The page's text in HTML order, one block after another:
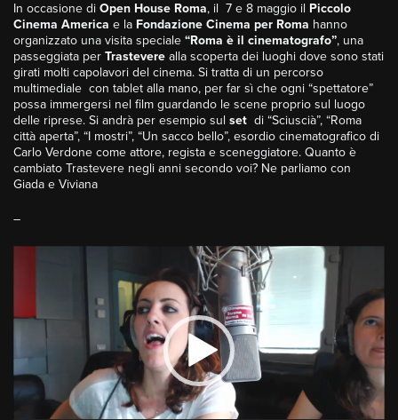
In occasione di Open House Roma, il 7 e 8 maggio il Piccolo
Cinema America e la Fondazione Cinema per Roma hanno
organizzato una visita speciale “Roma è il cinematografo”, una
passeggiata per Trastevere alla scoperta dei luoghi dove sono stati
girati molti capolavori del cinema. Si tratta di un percorso
multimediale con tablet alla mano, per far sì che ogni “spettatore”
possa immergersi nel film guardando le scene proprio sul luogo
delle riprese. Si andrà per esempio sul set di “Sciuscià”, “Roma
città aperta”, “I mostri”, “Un sacco bello”, esordio cinematografico di
Carlo Verdone come attore, regista e sceneggiatore. Quanto è
cambiato Trastevere negli anni secondo voi? Ne parliamo con
Giada e Viviana
–